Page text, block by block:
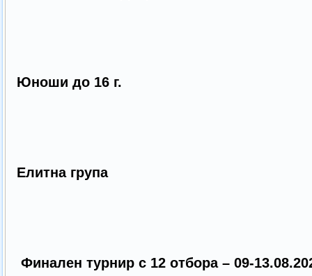
Юноши до 16 г.
Елитна група
Финален турнир с 12 отбора – 09-